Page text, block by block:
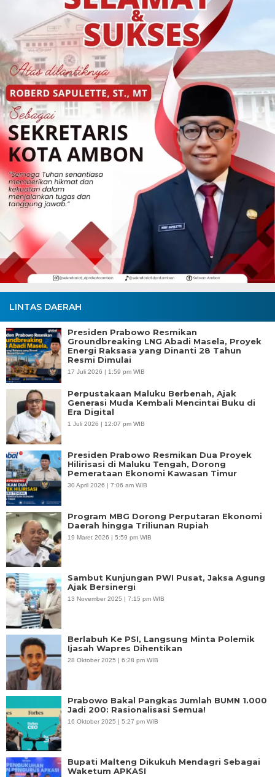
LINTAS DAERAH
Presiden Prabowo Resmikan
Groundbreaking LNG Abadi Masela, Proyek
Energi Raksasa yang Dinanti 28 Tahun
Resmi Dimulai
17 Juli 2026 | 1:59 pm WIB
Perpustakaan Maluku Berbenah, Ajak
Generasi Muda Kembali Mencintai Buku di
Era Digital
1 Juli 2026 | 12:07 pm WIB
Presiden Prabowo Resmikan Dua Proyek
Hilirisasi di Maluku Tengah, Dorong
Pemerataan Ekonomi Kawasan Timur
30 April 2026 | 7:06 am WIB
Program MBG Dorong Perputaran Ekonomi
Daerah hingga Triliunan Rupiah
19 Maret 2026 | 5:59 pm WIB
Sambut Kunjungan PWI Pusat, Jaksa Agung
Ajak Bersinergi
13 November 2025 | 7:15 pm WIB
Berlabuh Ke PSI, Langsung Minta Polemik
Ijasah Wapres Dihentikan
28 Oktober 2025 | 6:28 pm WIB
Prabowo Bakal Pangkas Jumlah BUMN 1.000
Jadi 200: Rasionalisasi Semua!
16 Oktober 2025 | 5:27 pm WIB
Bupati Malteng Dikukuh Mendagri Sebagai
Waketum APKASI